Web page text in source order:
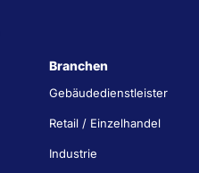
Branchen
Gebäudedienstleister
Retail / Einzelhandel
Industrie